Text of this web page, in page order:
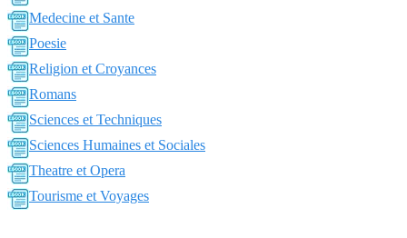
Medecine et Sante
Poesie
Religion et Croyances
Romans
Sciences et Techniques
Sciences Humaines et Sociales
Theatre et Opera
Tourisme et Voyages